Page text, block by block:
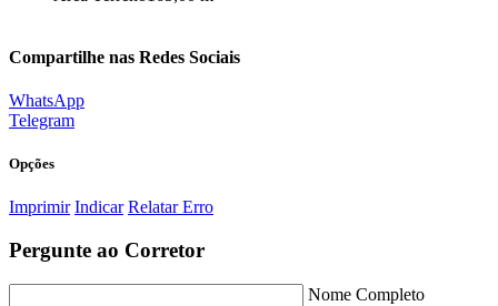
Compartilhe nas Redes Sociais
WhatsApp
Telegram
Opções
Imprimir Indicar Relatar Erro
Pergunte ao Corretor
Nome Completo